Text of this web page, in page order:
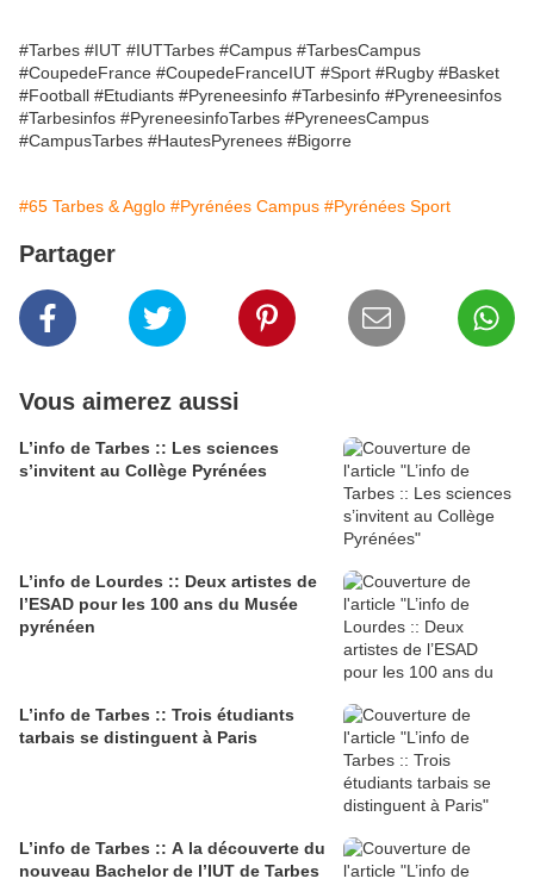
#Tarbes #IUT #IUTTarbes #Campus #TarbesCampus
#CoupedeFrance #CoupedeFranceIUT #Sport #Rugby #Basket
#Football #Etudiants #Pyreneesinfo #Tarbesinfo #Pyreneesinfos
#Tarbesinfos #PyreneesinfoTarbes #PyreneesCampus
#CampusTarbes #HautesPyrenees #Bigorre
#65 Tarbes & Agglo #Pyrénées Campus #Pyrénées Sport
Partager
Vous aimerez aussi
L’info de Tarbes :: Les sciences
s’invitent au Collège Pyrénées
L’info de Lourdes :: Deux artistes de
l’ESAD pour les 100 ans du Musée
pyrénéen
L’info de Tarbes :: Trois étudiants
tarbais se distinguent à Paris
L’info de Tarbes :: A la découverte du
nouveau Bachelor de l’IUT de Tarbes